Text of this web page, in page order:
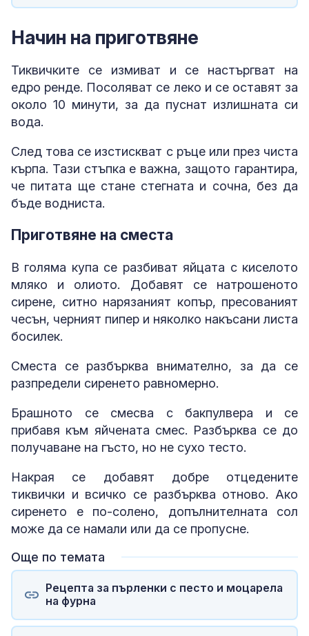
Начин на приготвяне
Тиквичките се измиват и се настъргват на
едро ренде. Посоляват се леко и се оставят за
около 10 минути, за да пуснат излишната си
вода.
След това се изстискват с ръце или през чиста
кърпа. Тази стъпка е важна, защото гарантира,
че питата ще стане стегната и сочна, без да
бъде водниста.
Приготвяне на сместа
В голяма купа се разбиват яйцата с киселото
мляко и олиото. Добавят се натрошеното
сирене, ситно нарязаният копър, пресованият
чесън, черният пипер и няколко накъсани листа
босилек.
Сместа се разбърква внимателно, за да се
разпредели сиренето равномерно.
Брашното се смесва с бакпулвера и се
прибавя към яйчената смес. Разбърква се до
получаване на гъсто, но не сухо тесто.
Накрая се добавят добре отцедените
тиквички и всичко се разбърква отново. Ако
сиренето е по-солено, допълнителната сол
може да се намали или да се пропусне.
Още по темата
Рецепта за пърленки с песто и моцарела
на фурна